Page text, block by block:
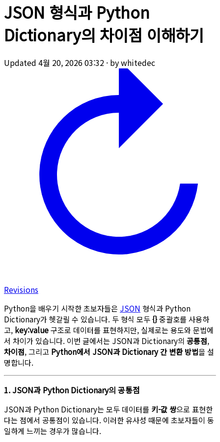
JSON 형식과 Python
Dictionary의 차이점 이해하기
Updated 4월 20, 2026 03:32 · by whitedec
Revisions
Python을 배우기 시작한 초보자들은 JSON 형식과 Python
Dictionary가 헷갈릴 수 있습니다. 두 형식 모두{}중괄호를 사용하
고, key:value구조로 데이터를 표현하지만, 실제로는 용도와 문법에
서 차이가 있습니다. 이번 글에서는 JSON과 Dictionary의 공통점,
차이점, 그리고 Python에서 JSON과 Dictionary 간 변환 방법을 설
명합니다.
1. JSON과 Python Dictionary의 공통점
JSON과 Python Dictionary는 모두 데이터를 키-값 쌍으로 표현한
다는 점에서 공통점이 있습니다. 이러한 유사성 때문에 초보자들이 동
일하게 느끼는 경우가 많습니다.